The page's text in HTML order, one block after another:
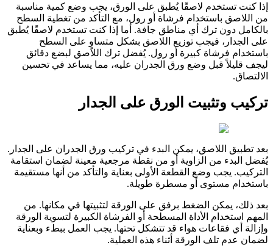
إذا كنت تستخدم لاصقًا يُطبق على الورق، يجب وضع كمية مناسبة
من اللاصق باستخدام فرشاة أو رول، مع التأكد من تغطية السطح
بالكامل دون ترك أي مناطق جافة. أما إذا كنت تستخدم لاصقًا يُطبق
على الجدار، فيجب توزيع اللاصق بشكل متساوٍ على السطح
باستخدام فرشاة كبيرة أو رول. يُفضل ترك اللاصق لبضع دقائق
ليجف قليلاً قبل وضع ورق الجدران عليه، مما يساعد في تحسين
الالتصاق.
تركيب وتثبيت الورق على الجدار
بعد تطبيق اللاصق، يمكن البدء في تركيب ورق الجدران على الجدار.
يُفضل البدء من الزاوية أو من نقطة مرجعية معينة لضمان استقامة
التركيب. يجب وضع القطعة الأولى بعناية والتأكد من أنها مستقيمة
باستخدام مستوى أو مسطرة طويلة.
بعد ذلك، يمكن الضغط برفق على الورقة لتثبيتها في مكانها. من
المهم استخدام الأداة المسطحة أو الفرشاة الكبيرة لتسوية الورقة
وإزالة أي فقاعات هواء قد تتشكل تحتها. يجب العمل ببطء وبعناية
لضمان عدم تلف الورقة أثناء هذه العملية.